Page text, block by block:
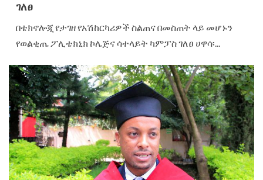
ገለፀ
በቴክኖሎጂ የታገዘ የአሽከርካሪዎች ስልጠና በመስጠት ላይ መሆኑን
የወልቂጤ ፖሊቴክኒክ ኮሌጅና ሳተላይት ካምፓስ ገለፀ ሀዋሳ፡...